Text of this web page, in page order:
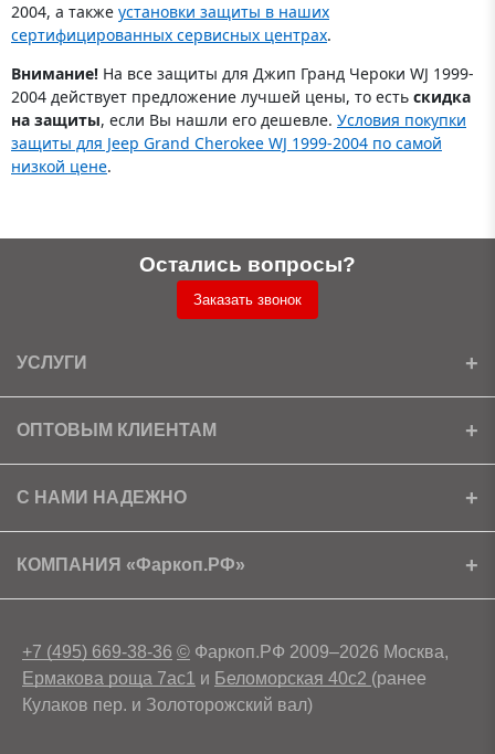
2004, а также установки защиты в наших
сертифицированных сервисных центрах.
Внимание! На все защиты для Джип Гранд Чероки WJ 1999-
2004 действует предложение лучшей цены, то есть скидка
на защиты, если Вы нашли его дешевле. Условия покупки
защиты для Jeep Grand Cherokee WJ 1999-2004 по самой
низкой цене.
Остались вопросы?
Заказать звонок
УСЛУГИ
Установка
Доставка
ОПТОВЫМ КЛИЕНТАМ
Ищем партнеров
Скачать прайс
С НАМИ НАДЕЖНО
Сертификаты
Условия возврата
КОМПАНИЯ «Фаркоп.РФ»
+7 (495) 669-38-36 © Фаркоп.РФ 2009–2026 Москва,
Ермакова роща 7ас1 и Беломорская 40с2 (ранее
Кулаков пер. и Золоторожский вал)